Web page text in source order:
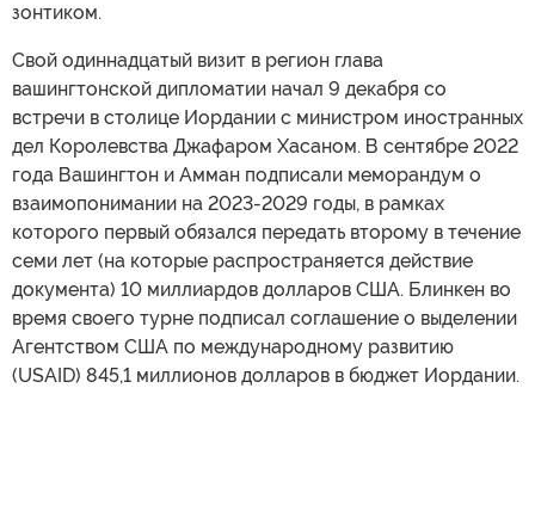
зонтиком.
Свой одиннадцатый визит в регион глава
вашингтонской дипломатии начал 9 декабря со
встречи в столице Иордании с министром иностранных
дел Королевства Джафаром Хасаном. В сентябре 2022
года Вашингтон и Амман подписали меморандум о
взаимопонимании на 2023-2029 годы, в рамках
которого первый обязался передать второму в течение
семи лет (на которые распространяется действие
документа) 10 миллиардов долларов США. Блинкен во
время своего турне подписал соглашение о выделении
Агентством США по международному развитию
(USAID) 845,1 миллионов долларов в бюджет Иордании.